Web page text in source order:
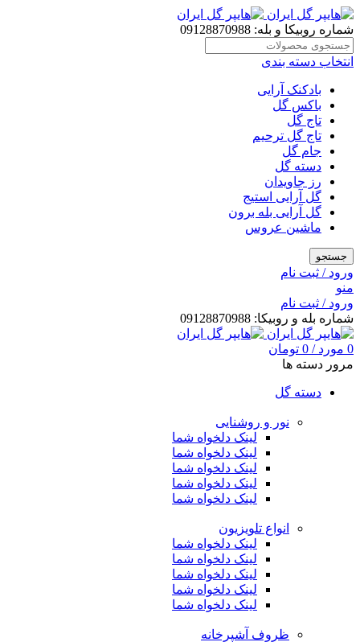
شماره روبیکا و بله: 09128870988
انتخاب دسته بندی
بادکنک آرایی
باکس گل
تاج گل
تاج گل ترحیم
جام گل
دسته گل
رز جاویدان
گل آرایی استیج
گل آرایی بله برون
ماشین عروس
جستجو
ورود / ثبت نام
منو
ورود / ثبت نام
شماره بله و روبیکا: 09128870988
0 مورد /
0 تومان
مرور دسته ها
دسته گل
نور و روشنایی
لینک دلخواه شما
لینک دلخواه شما
لینک دلخواه شما
لینک دلخواه شما
لینک دلخواه شما
انواع تلویزیون
لینک دلخواه شما
لینک دلخواه شما
لینک دلخواه شما
لینک دلخواه شما
لینک دلخواه شما
ظروف آشپرخانه